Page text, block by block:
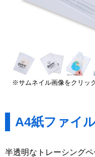
※サムネイル画像をクリッ
A4紙ファイ
半透明なトレーシング